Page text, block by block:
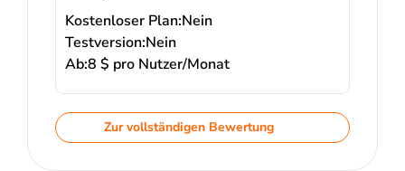
Kostenloser Plan:Nein
Testversion:Nein
Ab:8 $ pro Nutzer/Monat
Zur vollständigen Bewertung